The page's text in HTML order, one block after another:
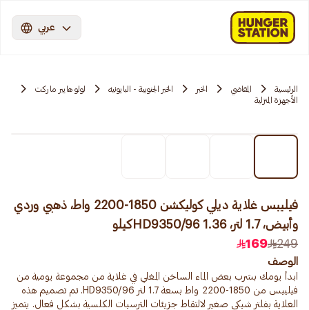
عربي
الرئيسية المقاضي الخبر الخبر الجنوبية - البايونيه
لولو هايبر ماركت
الأجهزة المنزلية
فيليبس غلاية ديلي كوليكشن 1850-2200 واط، ذهبي وردي
وأبيض، 1.7 لتر، HD9350/96 1.36كيلو
249
169
الوصف
ابدأ يومك بشرب بعض الماء الساخن المغلي في غلاية من مجموعة يومية من
فيليبس من 1850-2200 واط بسعة 1.7 لتر HD9350/96. تم تصميم هذه
الغلاية بفلتر شبكي صغير لالتقاط جزيئات الترسبات الكلسية بشكل فعال. يتميز